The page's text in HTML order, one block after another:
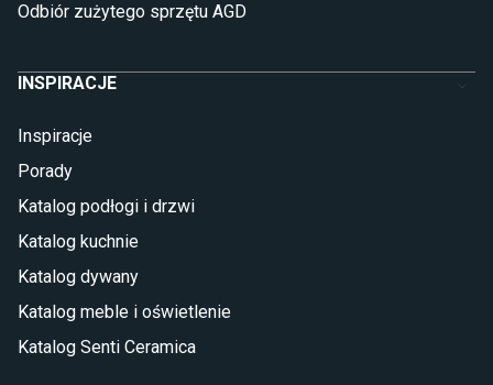
Odbiór zużytego sprzętu AGD
INSPIRACJE
Inspiracje
Porady
Katalog podłogi i drzwi
Katalog kuchnie
Katalog dywany
Katalog meble i oświetlenie
Katalog Senti Ceramica